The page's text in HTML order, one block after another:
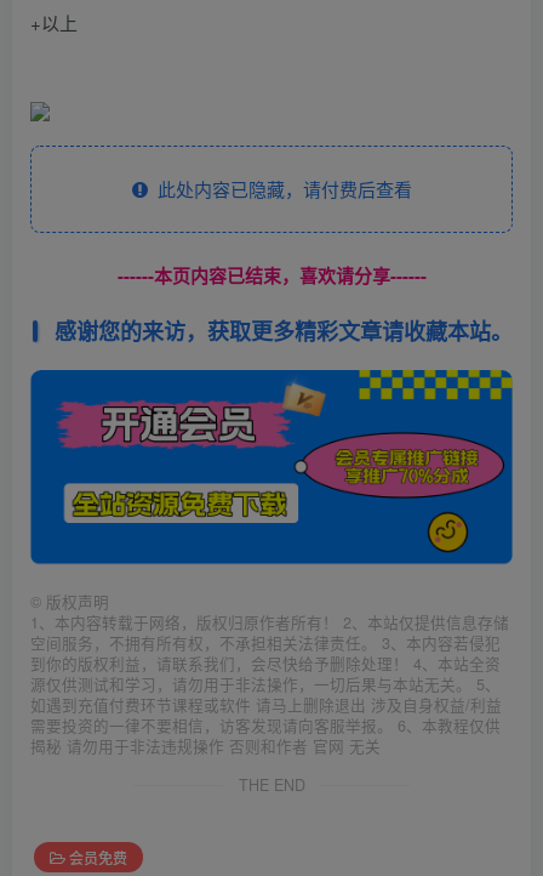
+以上
此处内容已隐藏，请付费后查看
------本页内容已结束，喜欢请分享------
感谢您的来访，获取更多精彩文章请收藏本站。
© 版权声明
1、本内容转载于网络，版权归原作者所有！ 2、本站仅提供信息存储
空间服务，不拥有所有权，不承担相关法律责任。 3、本内容若侵犯
到你的版权利益，请联系我们，会尽快给予删除处理！ 4、本站全资
源仅供测试和学习，请勿用于非法操作，一切后果与本站无关。 5、
如遇到充值付费环节课程或软件 请马上删除退出 涉及自身权益/利益
需要投资的一律不要相信，访客发现请向客服举报。 6、本教程仅供
揭秘 请勿用于非法违规操作 否则和作者 官网 无关
THE END
会员免费